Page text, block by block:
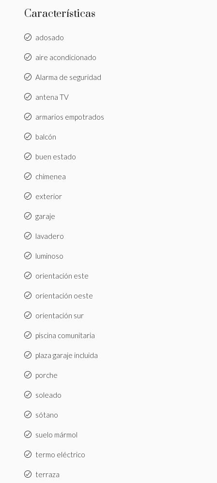
Características
adosado
aire acondicionado
Alarma de seguridad
antena TV
armarios empotrados
balcón
buen estado
chimenea
exterior
garaje
lavadero
luminoso
orientación este
orientación oeste
orientación sur
piscina comunitaria
plaza garaje incluida
porche
soleado
sótano
suelo mármol
termo eléctrico
terraza